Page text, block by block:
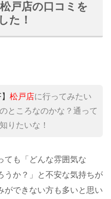
戸店の口コミを
た！
松戸店に行ってみたい
ところなのかな？通って
りたいな！
ても「どんな雰囲気な
うか？」と不安な気持ちが
ができない方も多いと思い